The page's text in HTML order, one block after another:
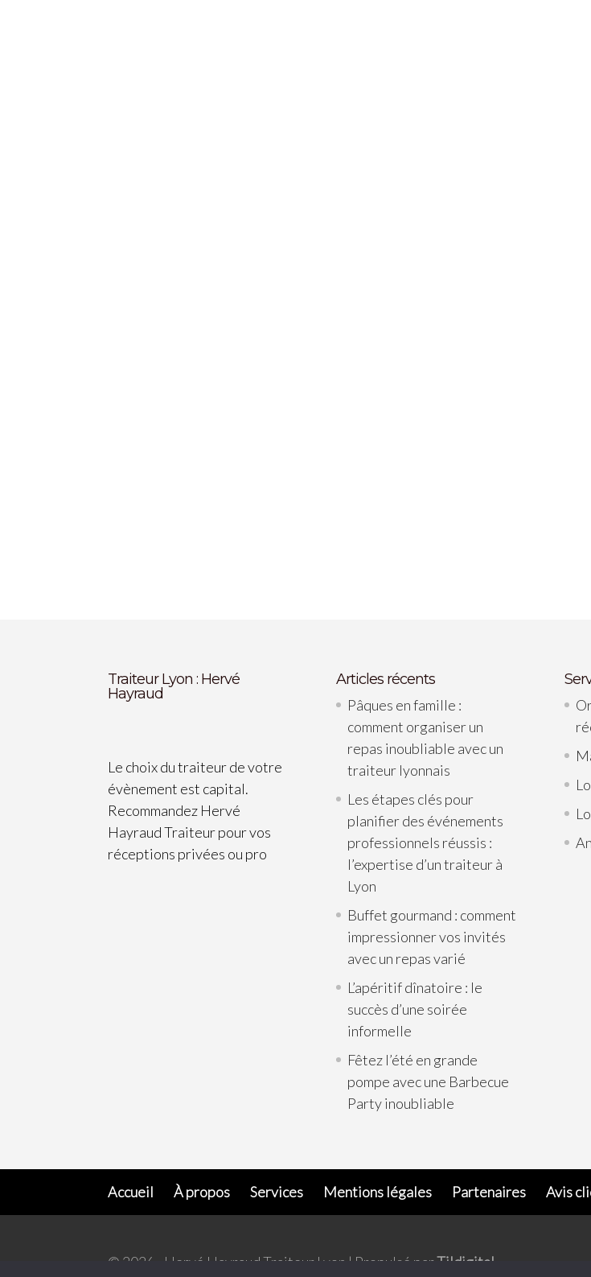
Traiteur Lyon : Hervé
Hayraud
Le choix du traiteur de votre
évènement est capital.
Recommandez Hervé
Hayraud Traiteur pour vos
réceptions privées ou pro
Articles récents
Pâques en famille :
comment organiser un
repas inoubliable avec un
traiteur lyonnais
Les étapes clés pour
planifier des événements
professionnels réussis :
l’expertise d’un traiteur à
Lyon
Buffet gourmand : comment
impressionner vos invités
avec un repas varié
L’apéritif dînatoire : le
succès d’une soirée
informelle
Fêtez l’été en grande
pompe avec une Barbecue
Party inoubliable
Accueil À propos Services Mentions légales Partenaires Avis
© 2026 - Hervé Hayraud Traiteur Lyon | Propulsé parTildigital